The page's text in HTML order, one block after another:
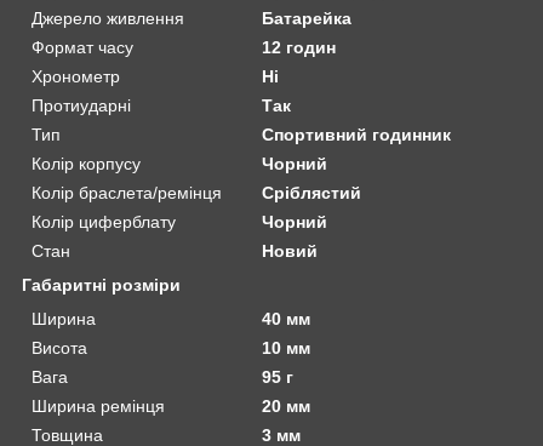
Джерело живлення
Батарейка
Формат часу
12 годин
Хронометр
Ні
Протиударні
Так
Тип
Спортивний годинник
Колір корпусу
Чорний
Колір браслета/ремінця
Сріблястий
Колір циферблату
Чорний
Стан
Новий
Габаритні розміри
Ширина
40 мм
Висота
10 мм
Вага
95 г
Ширина ремінця
20 мм
Товщина
3 мм